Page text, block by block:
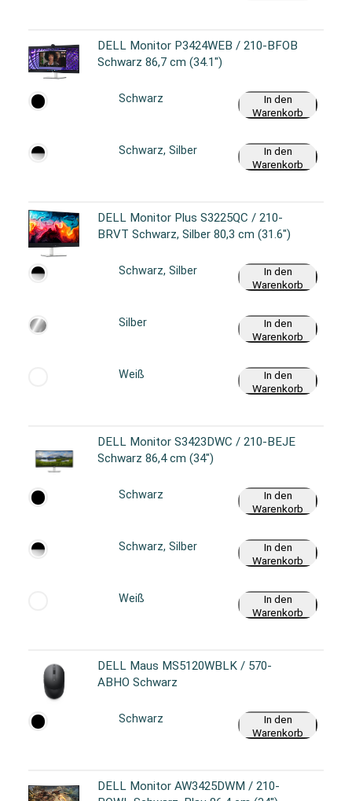
DELL Monitor P3424WEB / 210-BFOB
Schwarz 86,7 cm (34.1")
Schwarz
In den
Warenkorb
Schwarz, Silber
In den
Warenkorb
DELL Monitor Plus S3225QC / 210-
BRVT Schwarz, Silber 80,3 cm (31.6")
Schwarz, Silber
In den
Warenkorb
Silber
In den
Warenkorb
Weiß
In den
Warenkorb
DELL Monitor S3423DWC / 210-BEJE
Schwarz 86,4 cm (34")
Schwarz
In den
Warenkorb
Schwarz, Silber
In den
Warenkorb
Weiß
In den
Warenkorb
DELL Maus MS5120WBLK / 570-
ABHO Schwarz
Schwarz
In den
Warenkorb
DELL Monitor AW3425DWM / 210-